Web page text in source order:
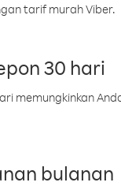
tarif murah Viber.
30 hari
memungkinkan
bulanan